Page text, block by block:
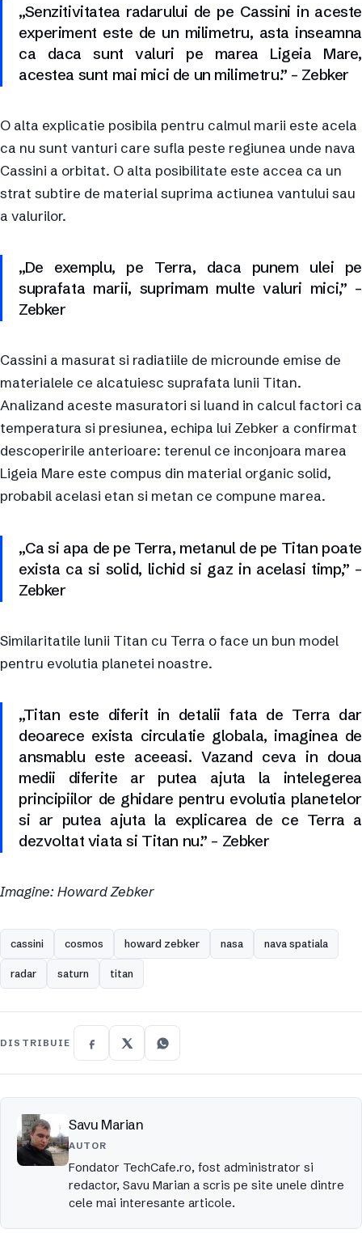
„Senzitivitatea radarului de pe Cassini in aceste
experiment este de un milimetru, asta inseamna
ca daca sunt valuri pe marea Ligeia Mare,
acestea sunt mai mici de un milimetru.” – Zebker
O alta explicatie posibila pentru calmul marii este acela
ca nu sunt vanturi care sufla peste regiunea unde nava
Cassini a orbitat. O alta posibilitate este accea ca un
strat subtire de material suprima actiunea vantului sau
a valurilor.
„De exemplu, pe Terra, daca punem ulei pe
suprafata marii, suprimam multe valuri mici,” –
Zebker
Cassini a masurat si radiatiile de microunde emise de
materialele ce alcatuiesc suprafata lunii Titan.
Analizand aceste masuratori si luand in calcul factori ca
temperatura si presiunea, echipa lui Zebker a confirmat
descoperirile anterioare: terenul ce inconjoara marea
Ligeia Mare este compus din material organic solid,
probabil acelasi etan si metan ce compune marea.
„Ca si apa de pe Terra, metanul de pe Titan poate
exista ca si solid, lichid si gaz in acelasi timp,” –
Zebker
Similaritatile lunii Titan cu Terra o face un bun model
pentru evolutia planetei noastre.
„Titan este diferit in detalii fata de Terra dar
deoarece exista circulatie globala, imaginea de
ansmablu este aceeasi. Vazand ceva in doua
medii diferite ar putea ajuta la intelegerea
principiilor de ghidare pentru evolutia planetelor
si ar putea ajuta la explicarea de ce Terra a
dezvoltat viata si Titan nu.” – Zebker
Imagine: Howard Zebker
cassini cosmos howard zebker nasa nava spatiala
radar saturn titan
DISTRIBUIE
Savu Marian
AUTOR
Fondator TechCafe.ro, fost administrator si
redactor, Savu Marian a scris pe site unele dintre
cele mai interesante articole.